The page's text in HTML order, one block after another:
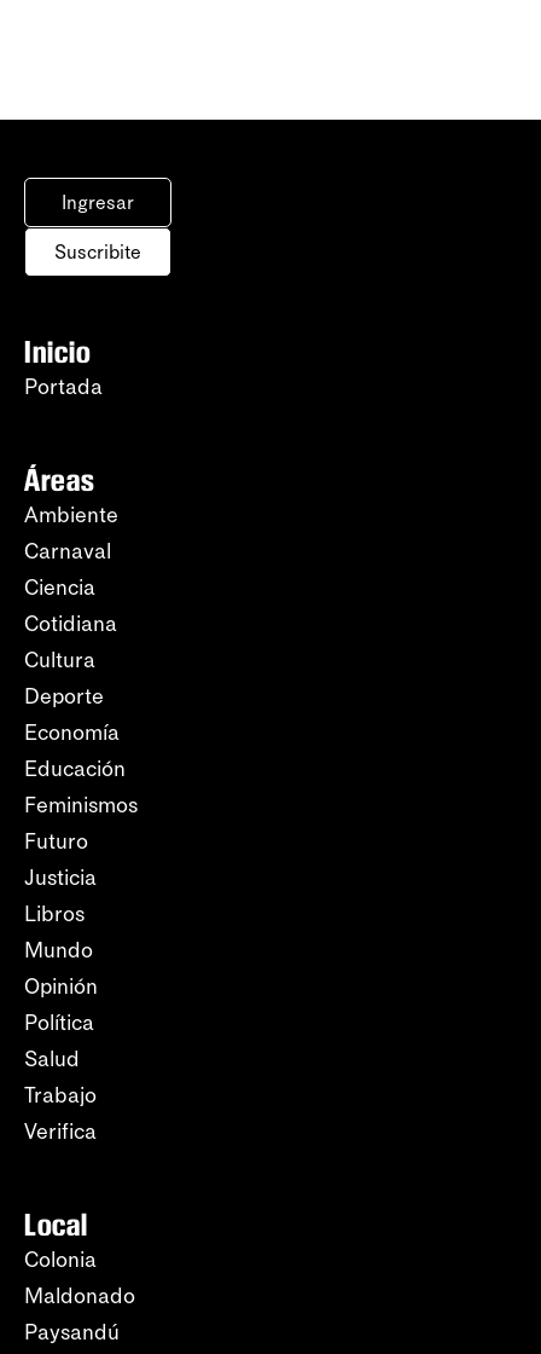
Ingresar
Suscribite
Inicio
Portada
Áreas
Ambiente
Carnaval
Ciencia
Cotidiana
Cultura
Deporte
Economía
Educación
Feminismos
Futuro
Justicia
Libros
Mundo
Opinión
Política
Salud
Trabajo
Verifica
Local
Colonia
Maldonado
Paysandú